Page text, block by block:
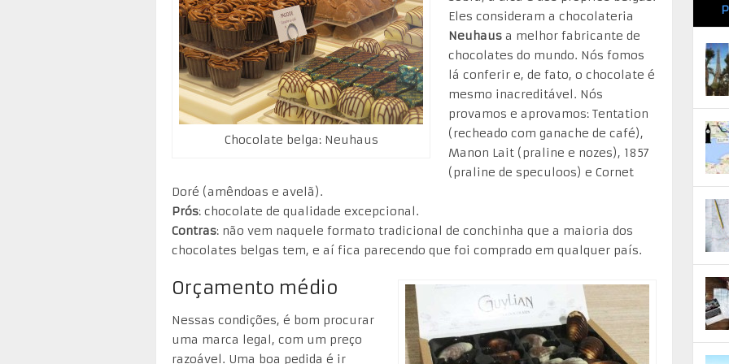
Chocolate belga: Neuhaus
Eles consideram a chocolateria
Neuhausa melhor fabricante de
chocolates do mundo. Nós fomos
lá conferir e, de fato, o chocolate é
mesmo inacreditável. Nós
provamos e aprovamos: Tentation
(recheado com ganache de café),
Manon Lait (praline e nozes), 1857
(praline de speculoos) e Cornet
Doré (amêndoas e avelã).
Prós: chocolate de qualidade excepcional.
Contras: não vem naquele formato tradicional de conchinha que a maioria dos
chocolates belgas tem, e aí fica parecendo que foi comprado em qualquer país.
Orçamento médio
Nessas condições, é bom procurar
uma marca legal, com um preço
razoável. Uma boa pedida é ir